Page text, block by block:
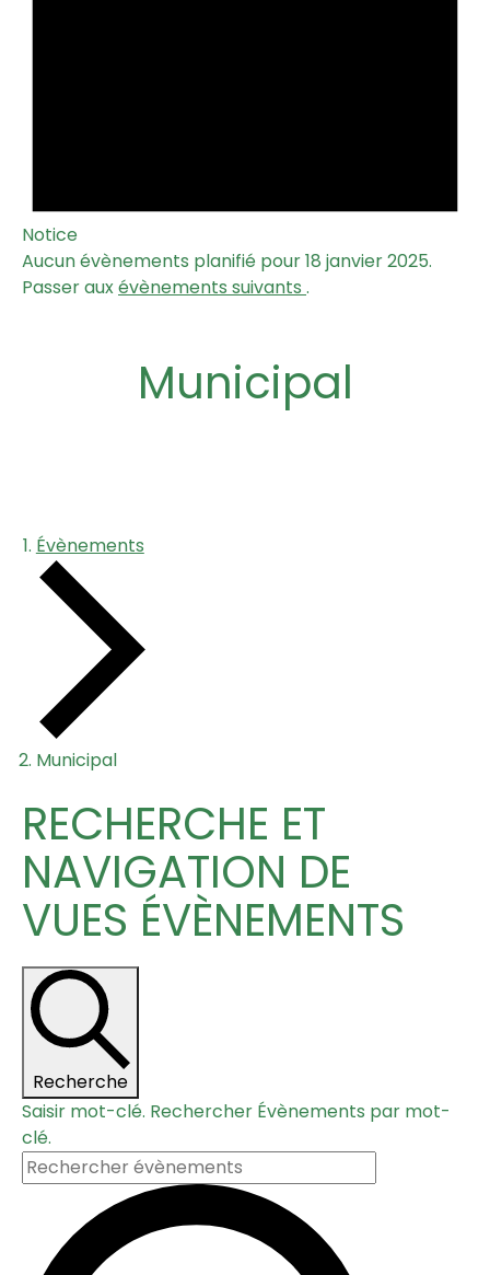
Notice
Aucun évènements planifié pour 18 janvier 2025.
Passer auxévènements suivants .
Municipal
Évènements
Municipal
RECHERCHE ET
NAVIGATION DE
VUES ÉVÈNEMENTS
Recherche
Saisir mot-clé. Rechercher Évènements par mot-
clé.